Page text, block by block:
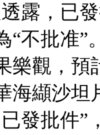
露，已
“不批准”
樂觀，
海纈沙坦
發批件”